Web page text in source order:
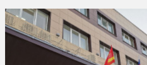
жителя,...